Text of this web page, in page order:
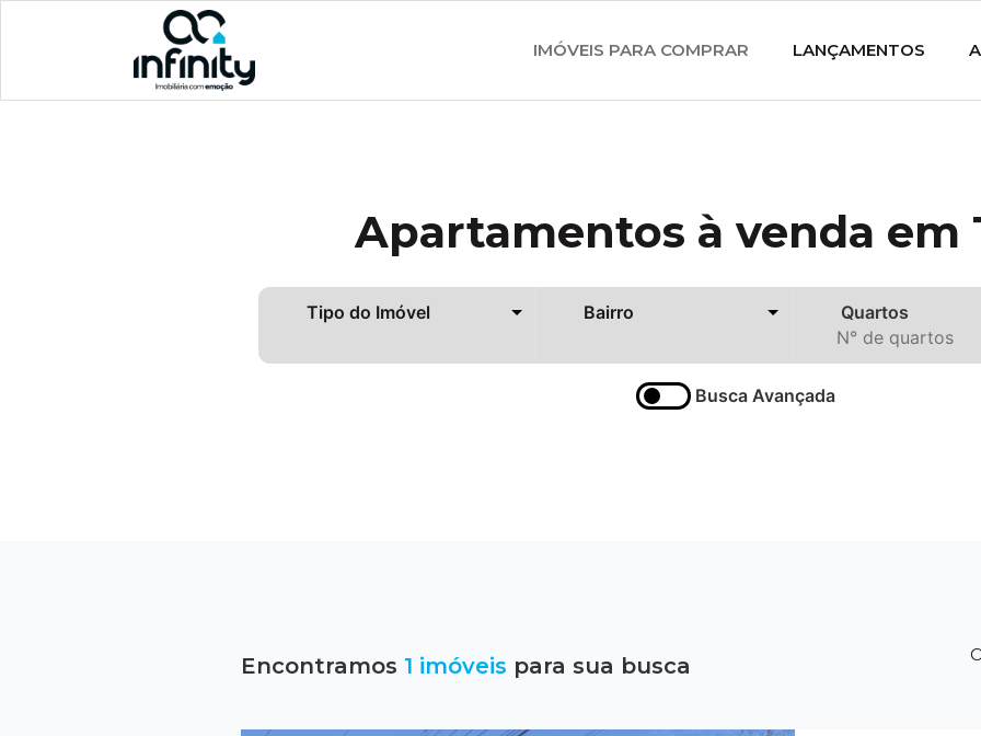
IMÓVEIS PARA COMPRAR LANÇAMENTOS
Apartamentos à venda em
Quartos
Busca Avançada
Encontramos 1 imóveis para sua busca